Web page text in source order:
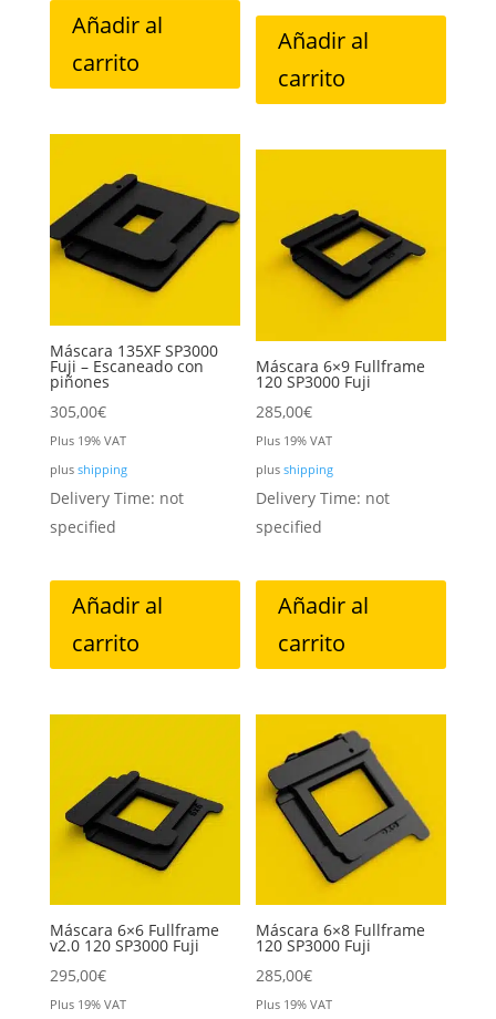
Añadir al
carrito
Añadir al
carrito
Máscara 135XF SP3000
Fuji – Escaneado con
piñones
305,00€
Plus 19% VAT
plus shipping
Delivery Time: not
specified
Añadir al
carrito
Máscara 6×9 Fullframe
120 SP3000 Fuji
285,00€
Plus 19% VAT
plusshipping
Delivery Time: not
specified
Añadir al
carrito
Máscara 6×6 Fullframe
v2.0 120 SP3000 Fuji
295,00€
Plus 19% VAT
Máscara 6×8 Fullframe
120 SP3000 Fuji
285,00€
Plus 19% VAT